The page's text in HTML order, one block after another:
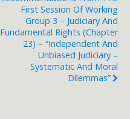
First Session Of Working
Group 3 – Judiciary And
Fundamental Rights (Chapter
23) – “Independent And
Unbiased Judiciary –
Systematic And Moral
Dilemmas”